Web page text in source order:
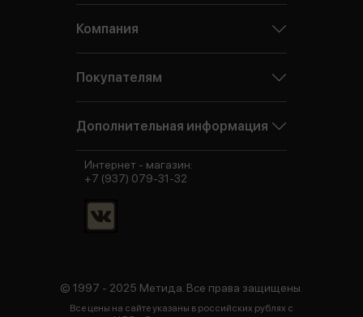
Компания
Покупателям
Дополнительная информация
© 1997 - 2025 Метида. Все права защищены.
Все цены на сайте указаны в российских рублях с
Интернет - магазин:
+7 (937) 079-31-32